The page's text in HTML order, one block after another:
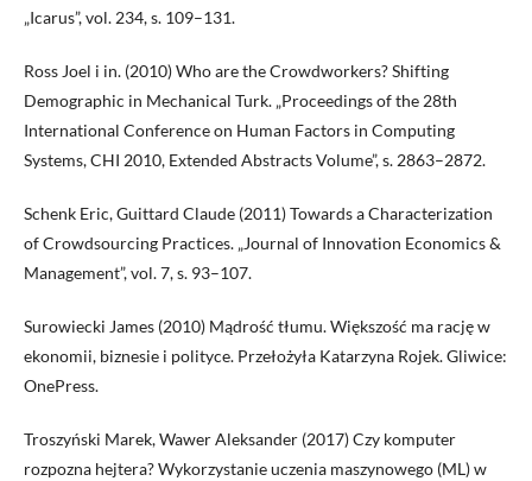
„Icarus”, vol. 234, s. 109–131.
Ross Joel i in. (2010) Who are the Crowdworkers? Shifting
Demographic in Mechanical Turk. „Proceedings of the 28th
International Conference on Human Factors in Computing
Systems, CHI 2010, Extended Abstracts Volume”, s. 2863–2872.
Schenk Eric, Guittard Claude (2011) Towards a Characterization
of Crowdsourcing Practices. „Journal of Innovation Economics &
Management”, vol. 7, s. 93–107.
Surowiecki James (2010) Mądrość tłumu. Większość ma rację w
ekonomii, biznesie i polityce. Przełożyła Katarzyna Rojek. Gliwice:
OnePress.
Troszyński Marek, Wawer Aleksander (2017) Czy komputer
rozpozna hejtera? Wykorzystanie uczenia maszynowego (ML) w